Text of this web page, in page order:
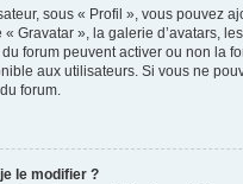
sous « Profil », vous pouvez
Gravatar », la galerie d’avatars,
forum peuvent activer ou non la
aux utilisateurs. Si vous ne
forum.
le modifier ?